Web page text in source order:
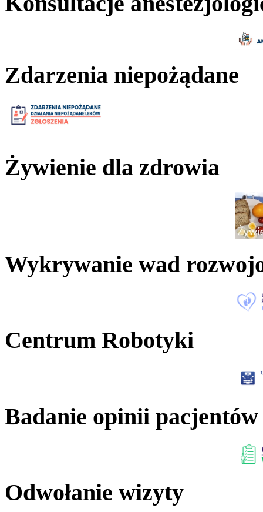
Zdarzenia niepożądane
Żywienie dla zdrowia
Wykrywanie wad
Centrum Robotyki
Badanie opinii pacjentów
Odwołanie wizyty